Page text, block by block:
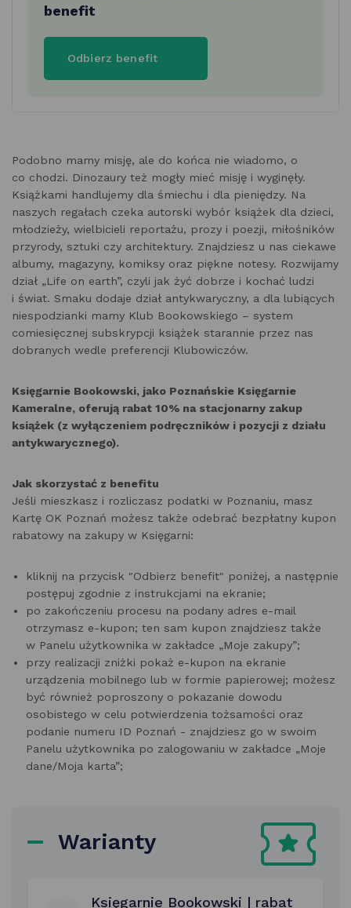
benefit
Odbierz benefit
Podobno mamy misję, ale do końca nie wiadomo, o
co chodzi. Dinozaury też mogły mieć misję i wyginęły.
Książkami handlujemy dla śmiechu i dla pieniędzy. Na
naszych regałach czeka autorski wybór książek dla dzieci,
młodzieży, wielbicieli reportażu, prozy i poezji, miłośników
przyrody, sztuki czy architektury. Znajdziesz u nas ciekawe
albumy, magazyny, komiksy oraz piękne notesy. Rozwijamy
dział „Life on earth”, czyli jak żyć dobrze i kochać ludzi
i świat. Smaku dodaje dział antykwaryczny, a dla lubiących
niespodzianki mamy Klub Bookowskiego – system
comiesięcznej subskrypcji książek starannie przez nas
dobranych wedle preferencji Klubowiczów.
Księgarnie Bookowski, jako Poznańskie Księgarnie
Kameralne, oferują rabat 10% na stacjonarny zakup
książek (z wyłączeniem podręczników i pozycji z działu
antykwarycznego).
Jak skorzystać z benefitu
Jeśli mieszkasz i rozliczasz podatki w Poznaniu, masz
Kartę OK Poznań możesz także odebrać bezpłatny kupon
rabatowy na zakupy w Księgarni:
kliknij na przycisk "Odbierz benefit" poniżej, a następnie
postępuj zgodnie z instrukcjami na ekranie;
po zakończeniu procesu na podany adres e-mail
otrzymasz e-kupon; ten sam kupon znajdziesz także
w Panelu użytkownika w zakładce „Moje zakupy”;
przy realizacji zniżki pokaż e-kupon na ekranie
urządzenia mobilnego lub w formie papierowej; możesz
być również poproszony o pokazanie dowodu
osobistego w celu potwierdzenia tożsamości oraz
podanie numeru ID Poznań - znajdziesz go w swoim
Panelu użytkownika po zalogowaniu w zakładce „Moje
dane/Moja karta”;
Warianty
Księgarnie Bookowski | rabat